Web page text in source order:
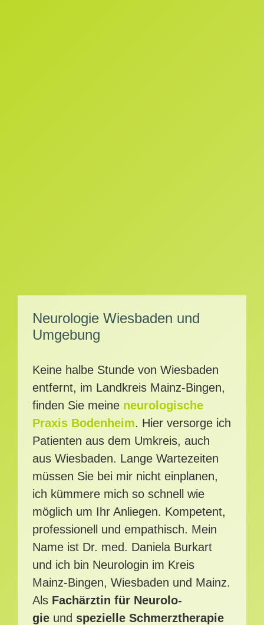
Neu­ro­lo­gie Wies­ba­den und
Umgebung
Kei­ne hal­be Stun­de von Wies­ba­den
ent­fernt, im Land­kreis Mainz-Bingen,
fin­den Sie mei­ne neu­ro­lo­gi­sche
Praxis Boden­heim. Hier ver­sor­ge ich
Pati­en­ten aus dem Umkreis, auch
aus Wies­ba­den. Lan­ge War­te­zei­ten
müs­sen Sie bei mir nicht ein­pla­nen,
ich küm­me­re mich so schnell wie
mög­lich um Ihr Anlie­gen. Kom­pe­tent,
pro­fes­sio­nell und empa­thisch. Mein
Name ist Dr. med. Danie­la Bur­kart
und ich bin Neu­ro­lo­gin im Kreis
Mainz-Bingen, Wies­ba­den und Mainz.
Als Fach­ärz­tin für Neu­ro­lo­
gie und spe­zi­el­le Schmerz­the­ra­pie